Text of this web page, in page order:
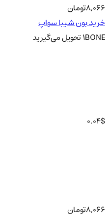
8,066تومان
خرید بون شیبا سواپ
1BONEتحویلمی‌گیرید
0.04$
8,066تومان